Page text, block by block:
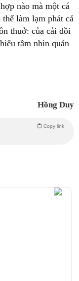
nào mà một cá
làm lạm phát cả
thuở: của cải dồi
tầm nhìn quản
Hồng Duy
Copy link